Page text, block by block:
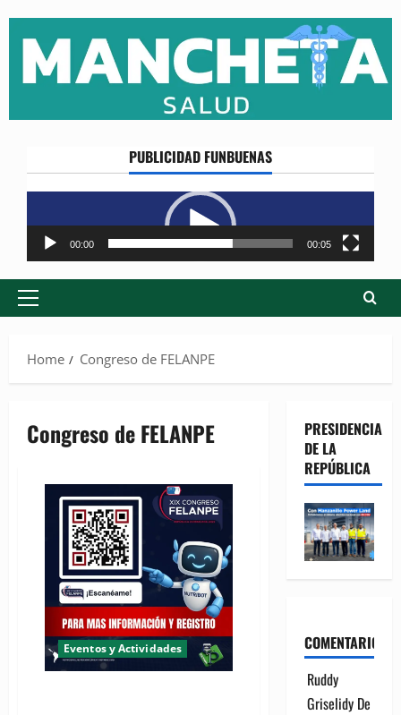
content
PUBLICIDAD FUNBUENAS
Reproductor
de
vídeo
00:00 00:05
Primary
Home
Congreso de FELANPE
Congreso de FELANPE
Eventos y Actividades
PRESIDENCIA
DE LA
REPÚBLICA
COMENTARIOS
Ruddy
Griselidy De